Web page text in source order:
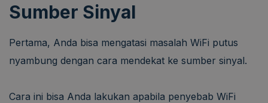
Sumber Sinyal
Pertama, Anda bisa mengatasi masalah WiFi putus
nyambung dengan cara mendekat ke sumber sinyal.
Cara ini bisa Anda lakukan apabila penyebab WiFi